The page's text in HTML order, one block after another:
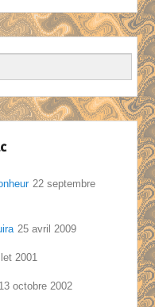
22 septembre
25 avril 2009
2001
13 octobre 2002